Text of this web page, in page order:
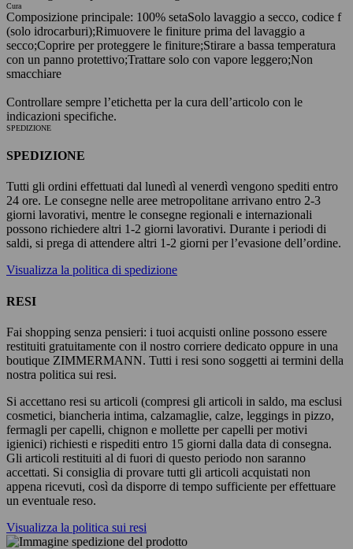
Cura
Composizione principale: 100% setaSolo lavaggio a secco, codice f
(solo idrocarburi);Rimuovere le finiture prima del lavaggio a
secco;Coprire per proteggere le finiture;Stirare a bassa temperatura
con un panno protettivo;Trattare solo con vapore leggero;Non
smacchiare
Controllare sempre l’etichetta per la cura dell’articolo con le
indicazioni specifiche.
SPEDIZIONE
SPEDIZIONE
Tutti gli ordini effettuati dal lunedì al venerdì vengono spediti entro
24 ore. Le consegne nelle aree metropolitane arrivano entro 2-3
giorni lavorativi, mentre le consegne regionali e internazionali
possono richiedere altri 1-2 giorni lavorativi. Durante i periodi di
saldi, si prega di attendere altri 1-2 giorni per l’evasione dell’ordine.
Visualizza la politica di spedizione
RESI
Fai shopping senza pensieri: i tuoi acquisti online possono essere
restituiti gratuitamente con il nostro corriere dedicato oppure in una
boutique ZIMMERMANN. Tutti i resi sono soggetti ai termini della
nostra politica sui resi.
Si accettano resi su articoli (compresi gli articoli in saldo, ma esclusi
cosmetici, biancheria intima, calzamaglie, calze, leggings in pizzo,
fermagli per capelli, chignon e mollette per capelli per motivi
igienici) richiesti e rispediti entro 15 giorni dalla data di consegna.
Gli articoli restituiti al di fuori di questo periodo non saranno
accettati. Si consiglia di provare tutti gli articoli acquistati non
appena ricevuti, così da disporre di tempo sufficiente per effettuare
un eventuale reso.
Visualizza la politica sui resi